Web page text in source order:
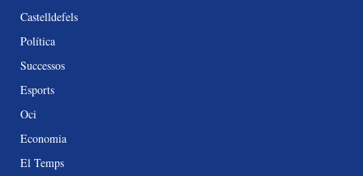
Castelldefels
Política
Successos
Esports
Oci
Economia
El Temps